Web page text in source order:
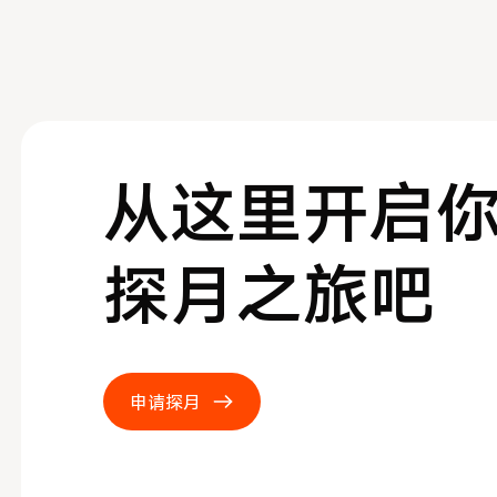
从这里开启
探月之旅吧
申请探月